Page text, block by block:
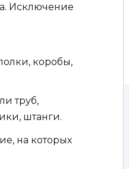
Исключение
коробы,
труб,
штанги.
на которых